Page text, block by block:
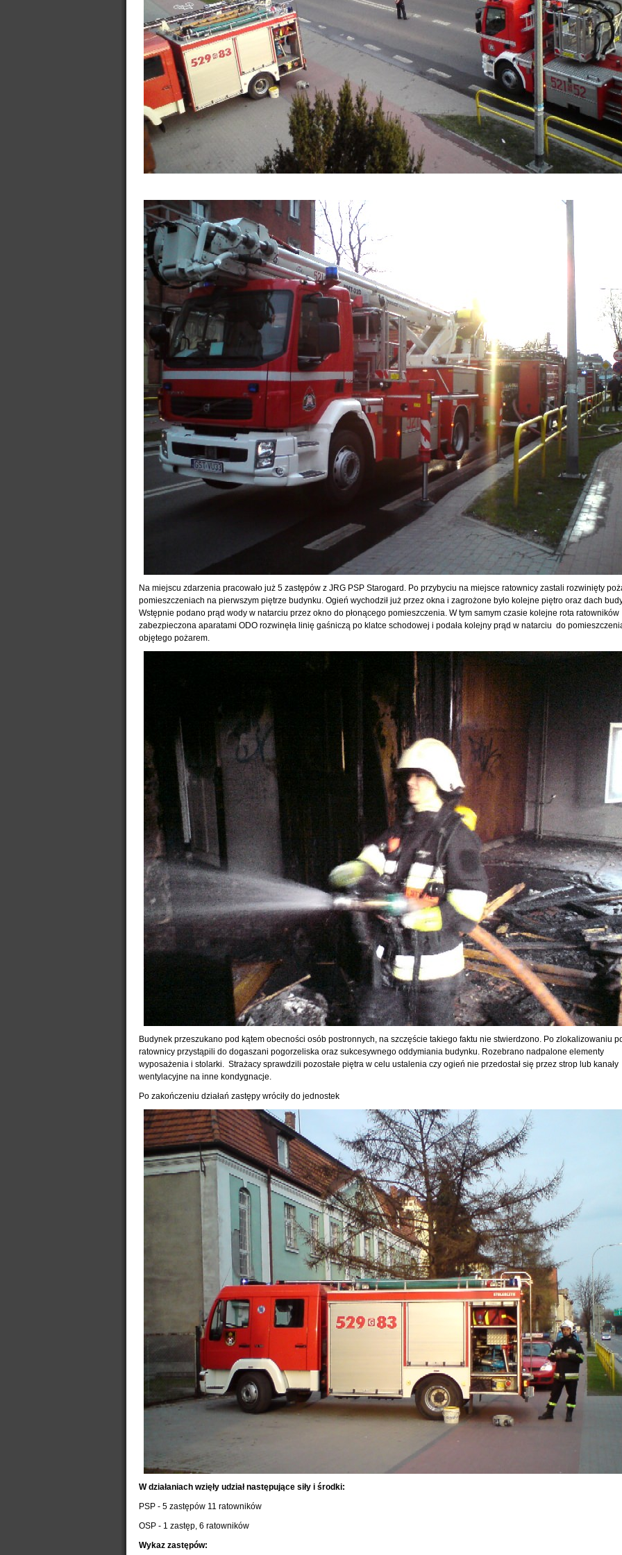
Na miejscu zdarzenia pracowało już 5 zastępów z JRG PSP Starogard. Po przybyciu na miejsce ratownicy zastali rozwinięty
pomieszczeniach na pierwszym piętrze budynku. Ogień wychodził już przez okna i zagrożone było kolejne piętro oraz dach
Wstępnie podano prąd wody w natarciu przez okno do płonącego pomieszczenia. W tym samym czasie kolejne rota ratowników
zabezpieczona aparatami ODO rozwinęła linię gaśniczą po klatce schodowej i podała kolejny prąd w natarciu do
objętego pożarem.
Budynek przeszukano pod kątem obecności osób postronnych, na szczęście takiego faktu nie stwierdzono. Po zlokalizowaniu
ratownicy przystąpili do dogaszani pogorzeliska oraz sukcesywnego oddymiania budynku. Rozebrano nadpalone elementy
wyposażenia i stolarki. Strażacy sprawdzili pozostałe piętra w celu ustalenia czy ogień nie przedostał się przez strop lub kanały
wentylacyjne na inne kondygnacje.
Po zakończeniu działań zastępy wróciły do jednostek
W działaniach wzięły udział następujące siły i środki:
PSP - 5 zastępów 11 ratowników
OSP - 1 zastęp, 6 ratowników
Wykaz zastępów: